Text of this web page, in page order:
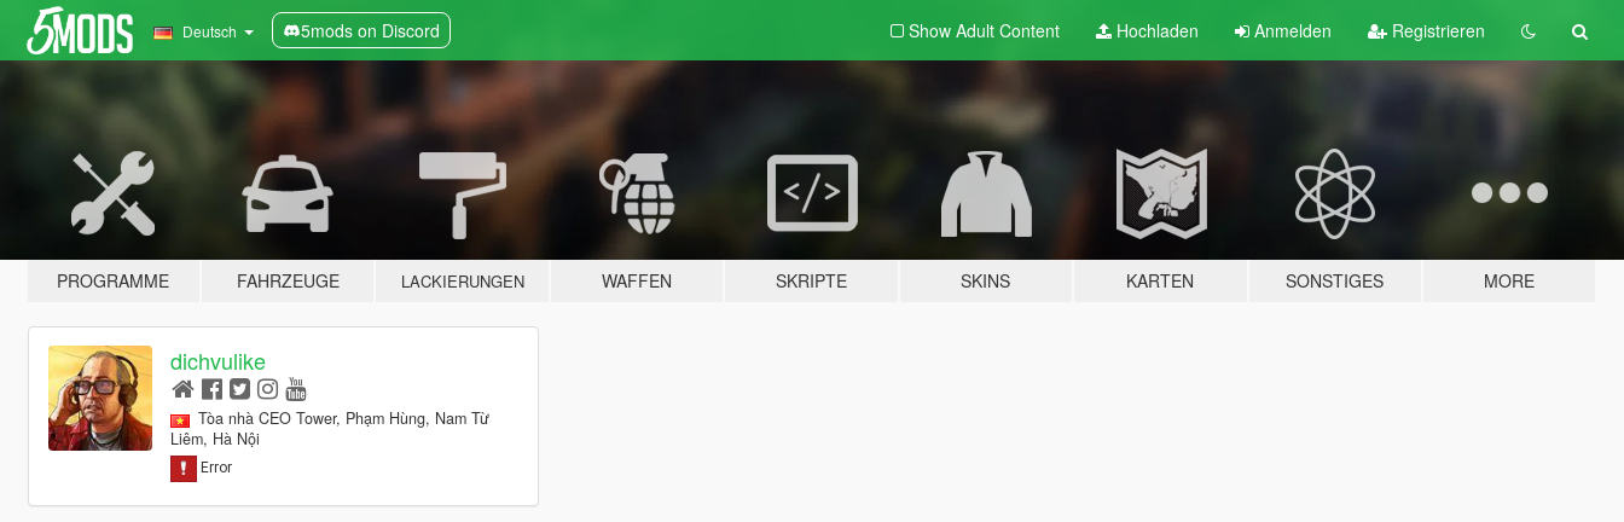
Deutsch 5mods on Discord Show Adult Content Hochladen Anmelden Registrieren
PROGRAMME FAHRZEUGE LACKIERUNGEN WAFFEN SKRIPTE SKINS KARTEN SONSTIGES MORE
dichvulike
Tòa nhà CEO Tower, Phạm Hùng, Nam Từ
Liêm, Hà Nội